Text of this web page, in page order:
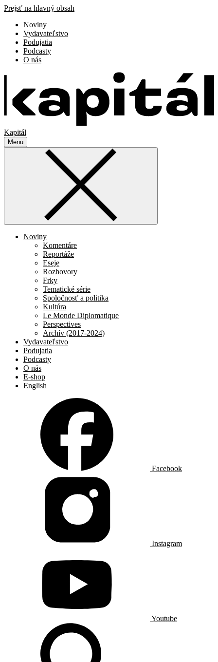
Prejsť na hlavný obsah
Noviny
Vydavateľstvo
Podujatia
Podcasty
O nás
Kapitál
Menu
Noviny
Komentáre
Reportáže
Eseje
Rozhovory
Frky
Tematické série
Spoločnosť a politika
Kultúra
Le Monde Diplomatique
Perspectives
Archív (2017-2024)
Vydavateľstvo
Podujatia
Podcasty
O nás
E-shop
English
Facebook
Instagram
Youtube